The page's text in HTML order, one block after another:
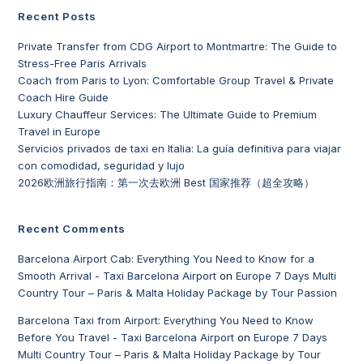
Recent Posts
Private Transfer from CDG Airport to Montmartre: The Guide to
Stress-Free Paris Arrivals
Coach from Paris to Lyon: Comfortable Group Travel & Private
Coach Hire Guide
Luxury Chauffeur Services: The Ultimate Guide to Premium
Travel in Europe
Servicios privados de taxi en Italia: La guía definitiva para viajar
con comodidad, seguridad y lujo
2026欧洲旅行指南：第一次去欧洲 Best 国家推荐（超全攻略）
Recent Comments
Barcelona Airport Cab: Everything You Need to Know for a
Smooth Arrival - Taxi Barcelona Airport onEurope 7 Days Multi
Country Tour – Paris & Malta Holiday Package by Tour Passion
Barcelona Taxi from Airport: Everything You Need to Know
Before You Travel - Taxi Barcelona Airport onEurope 7 Days
Multi Country Tour – Paris & Malta Holiday Package by Tour